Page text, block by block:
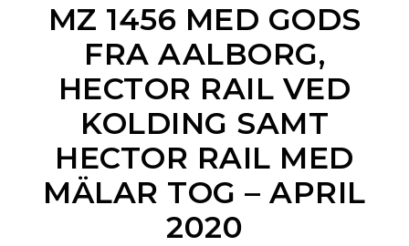
MZ 1456 MED GODS
FRA AALBORG,
HECTOR RAIL VED
KOLDING SAMT
HECTOR RAIL MED
MÄLAR TOG – APRIL
2020